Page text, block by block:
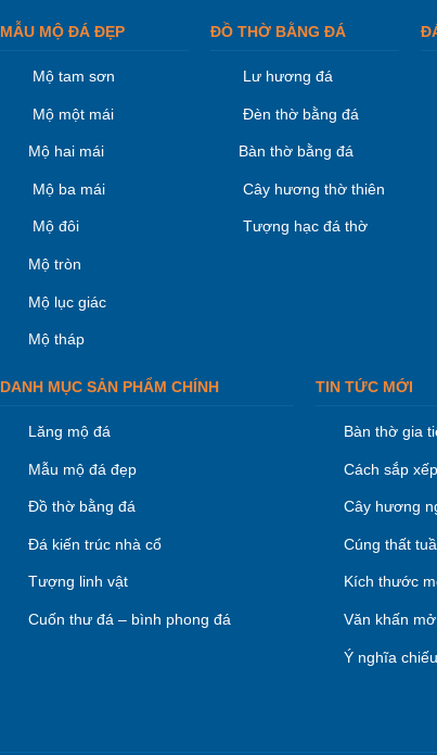
MẪU MỘ ĐÁ ĐẸP
Mộ tam sơn
Mộ một mái
Mộ hai mái
Mộ ba mái
Mộ đôi
Mộ tròn
Mộ lục giác
Mộ tháp
ĐỒ THỜ BẰNG ĐÁ
Lư hương đá
Đèn thờ bằng đá
Bàn thờ bằng đá
Cây hương thờ thiên
Tượng hạc đá thờ
DANH MỤC SẢN PHẨM CHÍNH
Lăng mộ đá
Mẫu mộ đá đẹp
Đồ thờ bằng đá
Đá kiến trúc nhà cổ
Tượng linh vật
Cuốn thư đá – bình phong đá
TIN TỨC MỚI
Bàn thờ gia
Cách sắp
Cây hương
Cúng thất
Kích thước
Văn khấn
Ý nghĩa